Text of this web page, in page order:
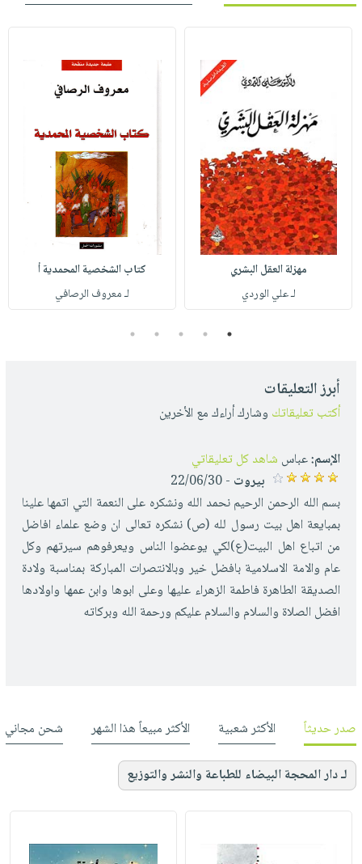
مهزلة العقل البشري
لـ علي الوردي
كتاب الشخصية المحمدية أ
لـ معروف الرصافي
1
2
3
4
5
أبرز التعليقات
أكتب تعليقاتك وشارك أراءك مع الأخرين
الإسم:عباس شاهد كل تعليقاتي
بيروت - 22/06/30
بسم الله الرحمن الرحيم نحمد الله ونشكره على النعمة التي اتمها علينا
بمبايعة اهل بيت رسول لله (ص) نشكره تعالى ان وضع علماء افاضل
من اتباع اهل البيت(ع)لكي يوعضوا الناس ويعرفوهم سيرتهم وكل
عام والامة الاسلامية بافضل خير وبالانتصرات المباركة بمناسبة ولادة
الصديقة الطاهرة فاطمة الزهراء عليها وعلى ابوها وابن عمها واولادها
افضل الصلاة والسلام والسلام عليكم ورحمة الله وبركاته
صدر حديثاً الأكثر شعبية الأكثر مبيعاً هذا الشهر شحن مجاني
لـ دار المحجة البيضاء للطباعة والنشر والتوزيع